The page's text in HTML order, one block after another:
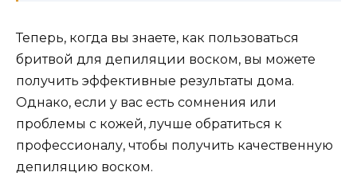
Теперь, когда вы знаете, как пользоваться
бритвой для депиляции воском, вы можете
получить эффективные результаты дома.
Однако, если у вас есть сомнения или
проблемы с кожей, лучше обратиться к
профессионалу, чтобы получить качественную
депиляцию воском.